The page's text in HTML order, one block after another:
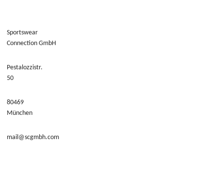
Sportswear
Connection GmbH
Pestalozzistr.
50
80469
München
mail@scgmbh.com